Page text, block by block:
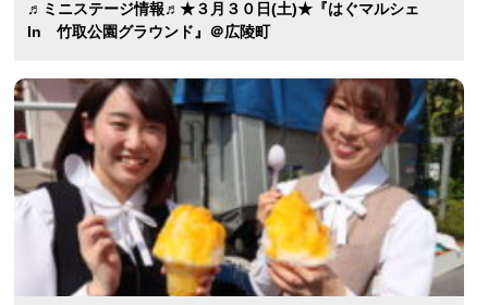
♬ミニステージ情報♬★３月３０日(土)★『はぐマルシェ
In 竹取公園グラウンド』＠広陵町